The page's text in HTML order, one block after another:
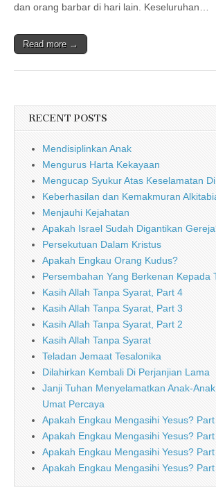
dan orang barbar di hari lain. Keseluruhan…
Read more →
RECENT POSTS
Mendisiplinkan Anak
Mengurus Harta Kekayaan
Mengucap Syukur Atas Keselamatan
Keberhasilan dan Kemakmuran
Menjauhi Kejahatan
Apakah Israel Sudah Digantikan
Persekutuan Dalam Kristus
Apakah Engkau Orang Kudus?
Persembahan Yang Berkenan Kepada
Kasih Allah Tanpa Syarat, Part 4
Kasih Allah Tanpa Syarat, Part 3
Kasih Allah Tanpa Syarat, Part 2
Kasih Allah Tanpa Syarat
Teladan Jemaat Tesalonika
Dilahirkan Kembali Di Perjanjian Lama
Janji Tuhan Menyelamatkan Anak-
Umat Percaya
Apakah Engkau Mengasihi Yesus? Part
Apakah Engkau Mengasihi Yesus?
Apakah Engkau Mengasihi Yesus?
Apakah Engkau Mengasihi Yesus?